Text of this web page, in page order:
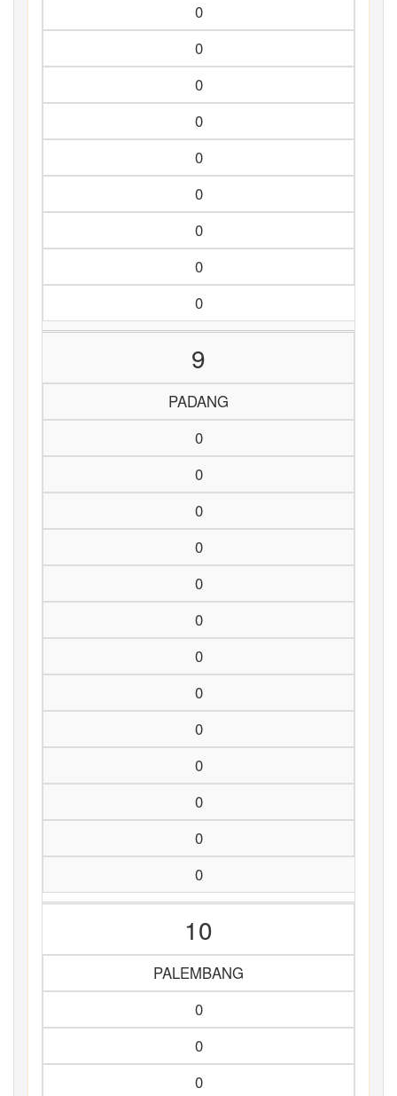
0
0
0
0
0
0
0
0
0
9
PADANG
0
0
0
0
0
0
0
0
0
0
0
0
0
10
PALEMBANG
0
0
0